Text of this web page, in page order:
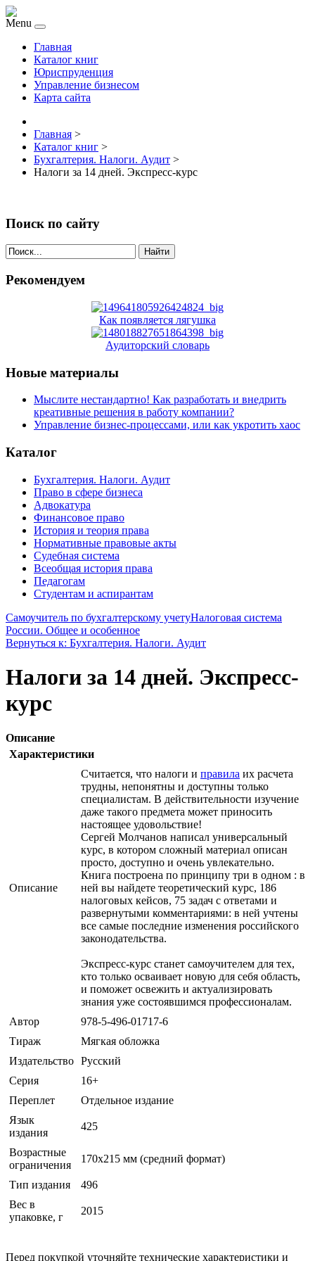
Menu
Главная
Каталог книг
Юриспруденция
Управление бизнесом
Карта сайта
Главная >
Каталог книг >
Бухгалтерия. Налоги. Аудит >
Налоги за 14 дней. Экспресс-курс
Поиск по сайту
Найти
Рекомендуем
Как появляется лягушка
Аудиторский словарь
Новые материалы
Мыслите нестандартно! Как разработать и внедрить
креативные решения в работу компании?
Управление бизнес-процессами, или как укротить хаос
Каталог
Бухгалтерия. Налоги. Аудит
Право в сфере бизнеса
Адвокатура
Финансовое право
История и теория права
Нормативные правовые акты
Судебная система
Всеобщая история права
Педагогам
Студентам и аспирантам
Самоучитель по бухгалтерскому учетуНалоговая система
России. Общее и особенное
Вернуться к: Бухгалтерия. Налоги. Аудит
Налоги за 14 дней. Экспресс-
курс
Описание
Характеристики
Описание
Считается, что налоги и правила их расчета
трудны, непонятны и доступны только
специалистам. В действительности изучение
даже такого предмета может приносить
настоящее удовольствие!
Сергей Молчанов написал универсальный
курс, в котором сложный материал описан
просто, доступно и очень увлекательно.
Книга построена по принципу три в одном : в
ней вы найдете теоретический курс, 186
налоговых кейсов, 75 задач с ответами и
развернутыми комментариями: в ней учтены
все самые последние изменения российского
законодательства.
Экспресс-курс станет самоучителем для тех,
кто только осваивает новую для себя область,
и поможет освежить и актуализировать
знания уже состоявшимся профессионалам.
Автор
978-5-496-01717-6
Тираж
Мягкая обложка
Издательство Русский
Серия
16+
Переплет
Отдельное издание
Язык
издания
425
Возрастные
ограничения
170х215 мм (средний формат)
Тип издания
496
Вес в
упаковке, г
2015
Перед покупкой уточняйте технические характеристики и